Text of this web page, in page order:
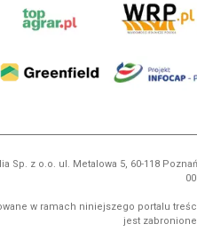
Sp. z o.o. ul. Metalowa 5, 60-118
w ramach niniejszego portalu
jest